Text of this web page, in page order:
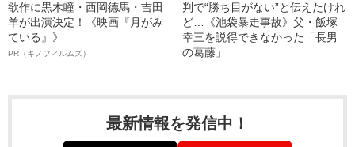
欲作に黒木瞳・西岡德馬・吉田
羊が出演決定！《映画『月がみ
ている』》
PR（キノフィルムズ）
判で“勝ち目がない”と伝えたけれ
ど…《池袋暴走事故》父・飯塚
幸三を説得できなかった「長男
の葛藤」
最新情報を発信中！